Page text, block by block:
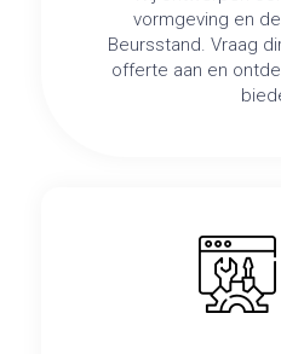
vormgeving en
Beursstand. Vraag
offerte aan en